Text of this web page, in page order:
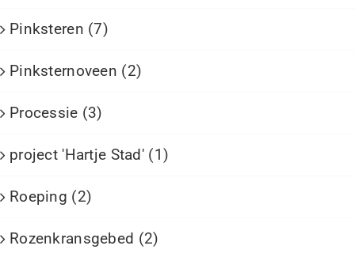
Pinksteren (7)
Pinksternoveen (2)
Processie (3)
project 'Hartje Stad' (1)
Roeping (2)
Rozenkransgebed (2)